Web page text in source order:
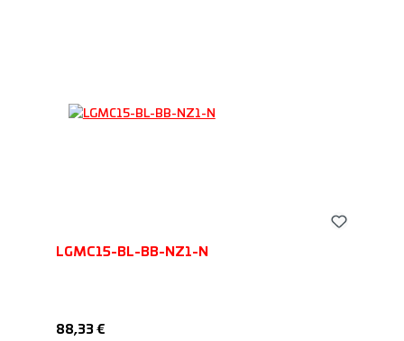
LGMC15-BL-BB-NZ1-N
Regulärer Preis:
88,33 €